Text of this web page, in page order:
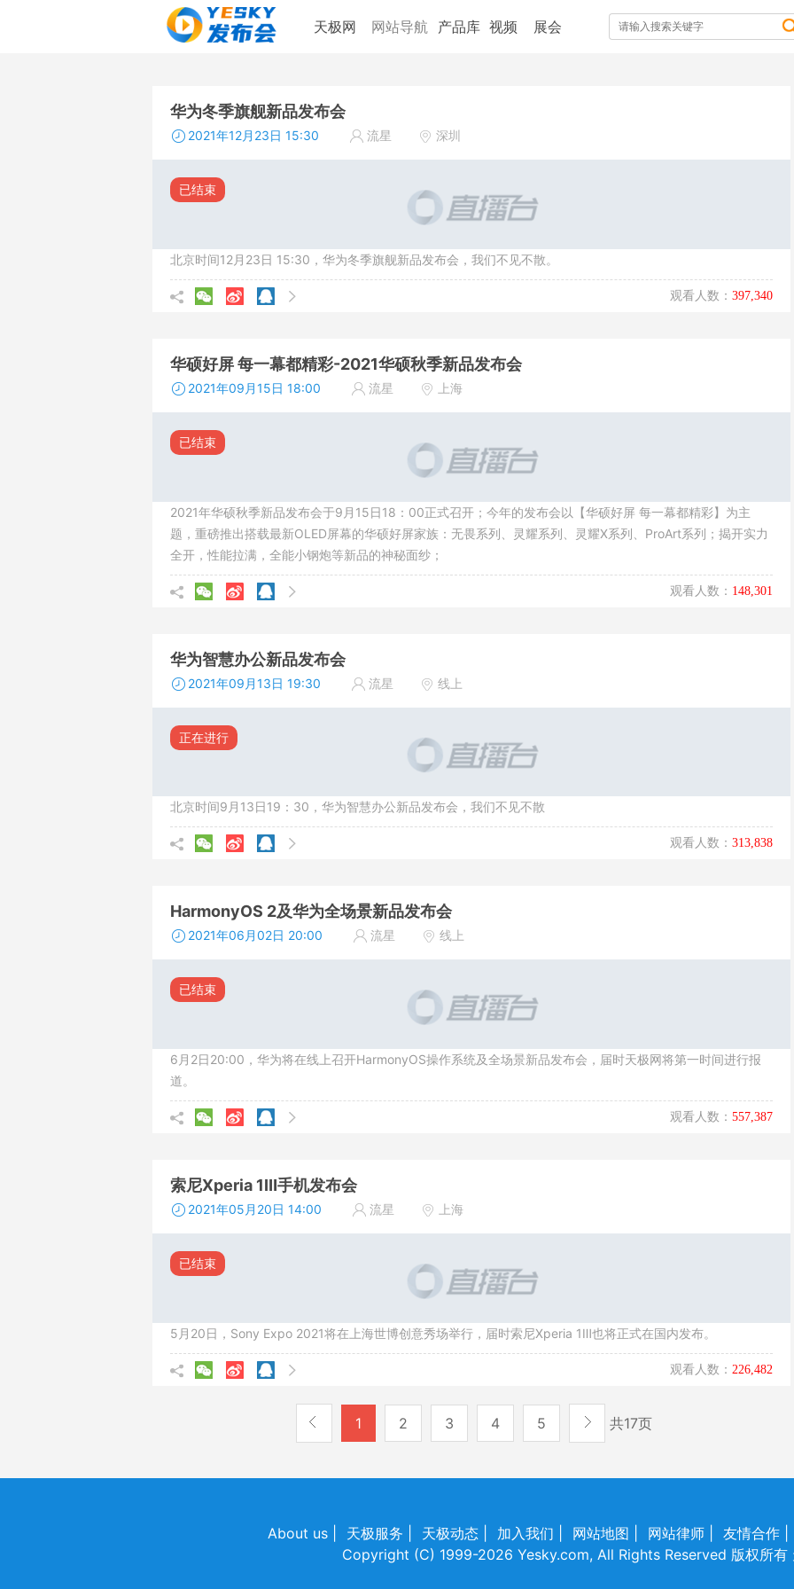
天极网 网站导航 产品库 视频 展会
华为冬季旗舰新品发布会
2021年12月23日 15:30 流星 深圳
已结束
北京时间12月23日 15:30，华为冬季旗舰新品发布会，我们不见不散。
观看人数： 397,340
华硕好屏 每一幕都精彩-2021华硕秋季新品发布会
2021年09月15日 18:00 流星 上海
已结束
2021年华硕秋季新品发布会于9月15日18：00正式召开；今年的发布会以【华硕好屏 每一幕都精彩】为主
题，重磅推出搭载最新OLED屏幕的华硕好屏家族：无畏系列、灵耀系列、灵耀X系列、ProArt系列；揭开实力
全开，性能拉满，全能小钢炮等新品的神秘面纱；
观看人数： 148,301
华为智慧办公新品发布会
2021年09月13日 19:30 流星 线上
正在进行
北京时间9月13日19：30，华为智慧办公新品发布会，我们不见不散
观看人数： 313,838
HarmonyOS 2及华为全场景新品发布会
2021年06月02日 20:00 流星 线上
已结束
6月2日20:00，华为将在线上召开HarmonyOS操作系统及全场景新品发布会，届时天极网将第一时间进行报
道。
观看人数： 557,387
索尼Xperia 1Ⅲ手机发布会
2021年05月20日 14:00 流星 上海
已结束
5月20日，Sony Expo 2021将在上海世博创意秀场举行，届时索尼Xperia 1Ⅲ也将正式在国内发布。
观看人数： 226,482
1 2 3 4 5 共17页
About us 天极服务 天极动态 加入我们 网站地图 网站律师 友情合作
Copyright (C) 1999-2026 Yesky.com, All Rights Reserved 版权所有